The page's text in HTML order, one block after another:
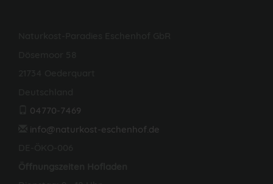
04770-7469
info@naturkost-eschenhof.de